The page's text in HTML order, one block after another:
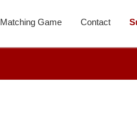
Matching Game Contact